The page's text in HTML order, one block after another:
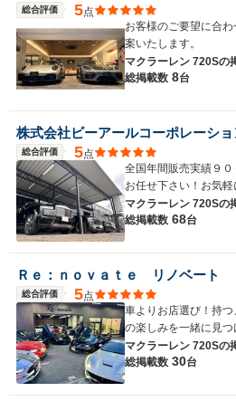
総合評価 5点
お客様のご要望に合
案いたします。
マクラーレン 720Sの
総掲載数 8台
総合評価 5点
全国年間販売実績９
お任せ下さい！お気軽
マクラーレン 720Sの
総掲載数 68台
Ｒｅ：ｎｏｖａｔｅ リノベート
総合評価 5点
車よりお店選び！持
の楽しみを一緒に見つ
マクラーレン 720Sの
総掲載数 30台